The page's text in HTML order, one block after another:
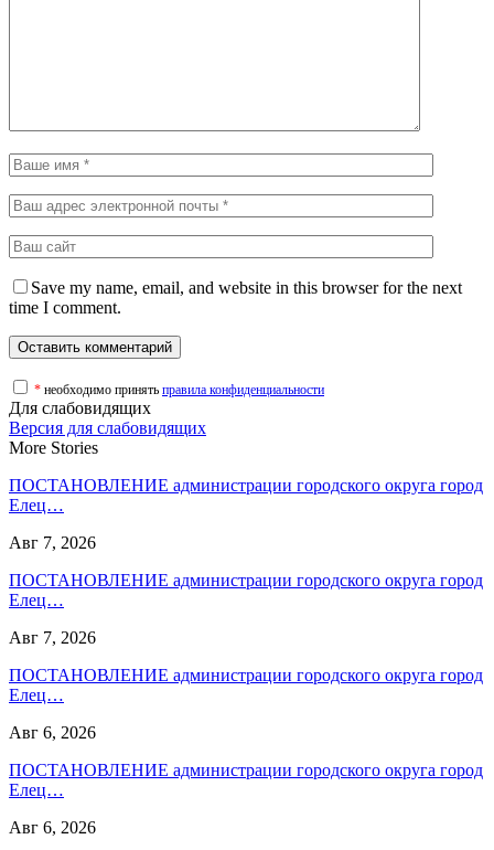
Save my name, email, and website in this browser for the next
time I comment.
* необходимо принять правила конфиденциальности
Для слабовидящих
Версия для слабовидящих
More Stories
ПОСТАНОВЛЕНИЕ администрации городского округа город
Елец…
Авг 7, 2026
ПОСТАНОВЛЕНИЕ администрации городского округа город
Елец…
Авг 7, 2026
ПОСТАНОВЛЕНИЕ администрации городского округа город
Елец…
Авг 6, 2026
ПОСТАНОВЛЕНИЕ администрации городского округа город
Елец…
Авг 6, 2026